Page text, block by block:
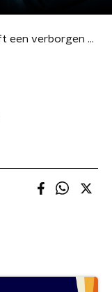
Thijs Maalderink heeft een verborgen Lilianne Ploumen-imitatie in zich!